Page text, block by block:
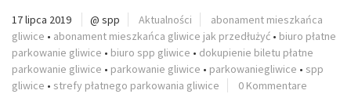
17 lipca 2019 @ spp Aktualności
abonament mieszkańca
gliwice • abonament mieszkańca gliwice jak przedłużyć • biuro płatne
parkowanie gliwice • biuro spp gliwice • dokupienie biletu płatne
parkowanie gliwice • parkowanie gliwice • parkowaniegliwice • spp
gliwice • strefy płatnego parkowania gliwice 0 Kommentare